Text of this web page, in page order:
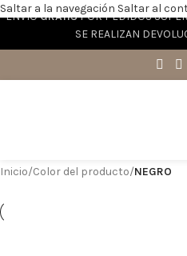
Saltar a la navegación Saltar al
ENVÍOGRATISPOR PEDIDOS
SE REALIZAN
Inicio/Color del producto/NEGRO